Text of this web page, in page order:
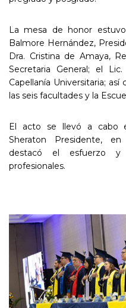
La mesa de honor
Balmore Hernández,
Dra. Cristina de Amaya,
Secretaria General; el
Capellanía Universitaria;
las seis facultades y la
El acto se llevó a cabo
Sheraton Presidente,
destacó el esfuerzo y
profesionales.